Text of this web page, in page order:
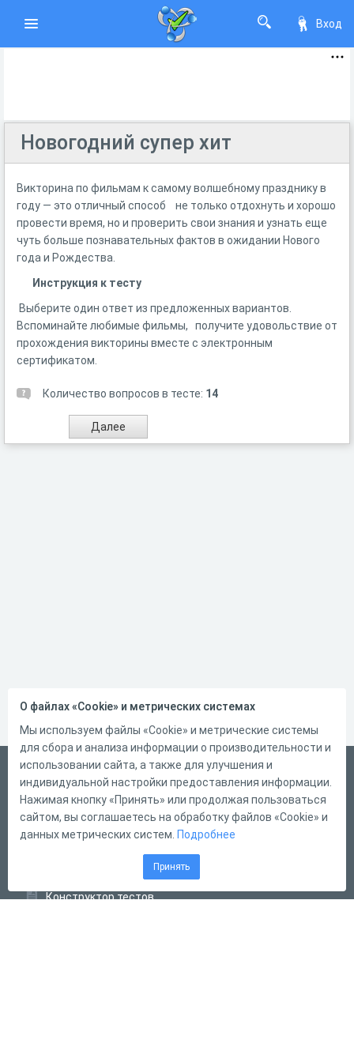
Вход
Новогодний супер хит
Викторина по фильмам к самому волшебному празднику в
году — это отличный способ не только отдохнуть и хорошо
провести время, но и проверить свои знания и узнать еще
чуть больше познавательных фактов в ожидании Нового
года и Рождества.
Инструкция к тесту
Выберите один ответ из предложенных вариантов.
Вспоминайте любимые фильмы, получите удовольствие от
прохождения викторины вместе с электронным
сертификатом.
Количество вопросов в тесте: 14
Русский
Справка
Форма обратной связи
Конструктор тестов
О файлах «Cookie» и метрических системах
Мы используем файлы «Cookie» и метрические системы
для сбора и анализа информации о производительности и
использовании сайта, а также для улучшения и
индивидуальной настройки предоставления информации.
Нажимая кнопку «Принять» или продолжая пользоваться
сайтом, вы соглашаетесь на обработку файлов «Cookie» и
данных метрических систем. Подробнее
Принять